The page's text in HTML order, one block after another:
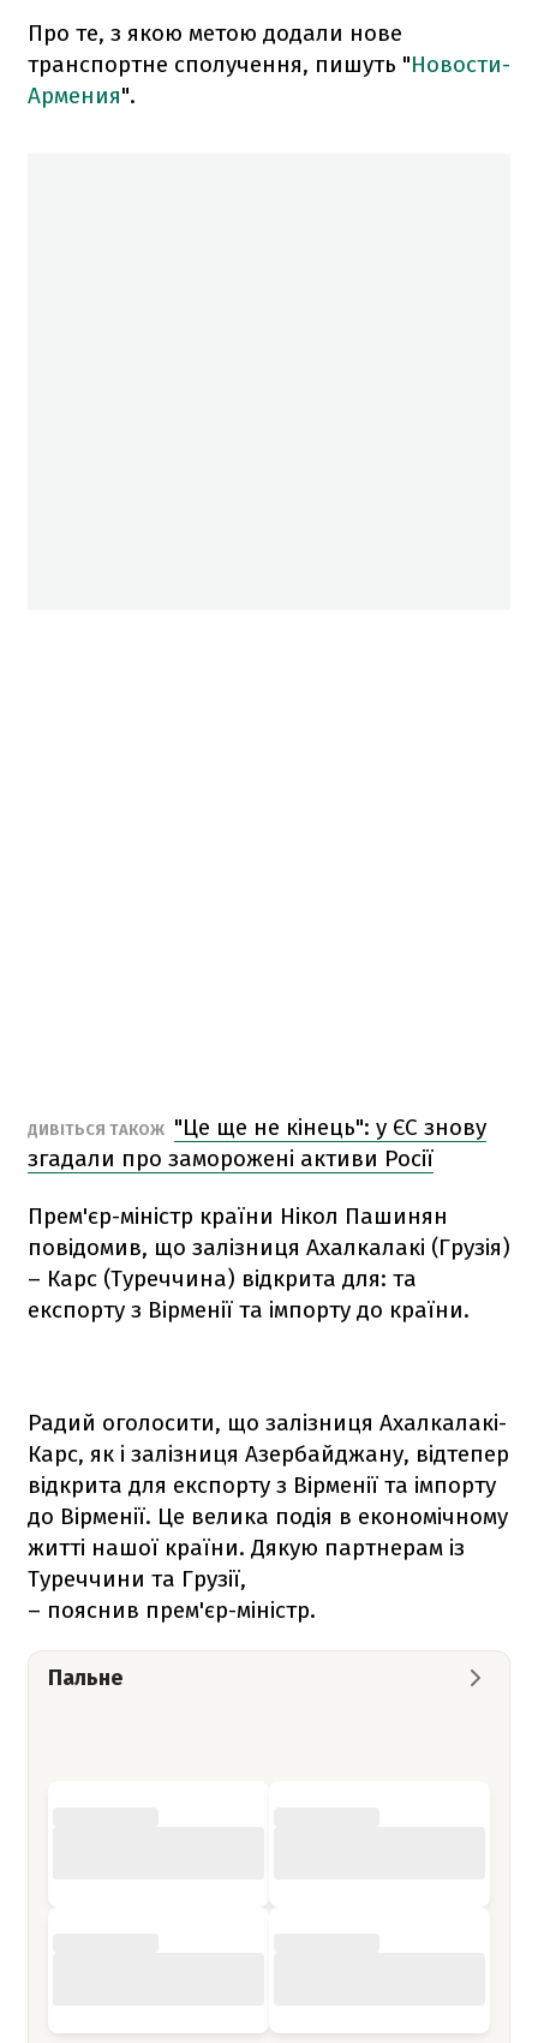
Про те, з якою метою додали нове
транспортне сполучення, пишуть "Новости-
Армения".
ДИВІТЬСЯ ТАКОЖ "Це ще не кінець": у ЄС знову
згадали про заморожені активи Росії
Прем'єр-міністр країни Нікол Пашинян
повідомив, що залізниця Ахалкалакі (Грузія)
– Карс (Туреччина) відкрита для: та
експорту з Вірменії та імпорту до країни.
Радий оголосити, що залізниця Ахалкалакі-
Карс, як і залізниця Азербайджану, відтепер
відкрита для експорту з Вірменії та імпорту
до Вірменії. Це велика подія в економічному
житті нашої країни. Дякую партнерам із
Туреччини та Грузії,
– пояснив прем'єр-міністр.
Пальне